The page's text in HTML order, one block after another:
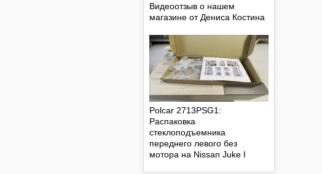
Видеоотзыв о нашем
магазине от Дениса Костина
Polcar 2713PSG1:
Распаковка
стеклоподъемника
переднего левого без
мотора на Nissan Juke I